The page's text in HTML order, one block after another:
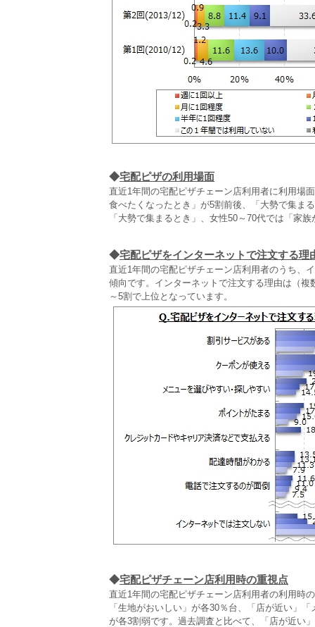
◆宅配ピザの利用場面
直近1年間の宅配ピザチェーン店利用者に利用場
食べたくなったとき」が5割前後、「大勢で集ま
「大勢で集まるとき」、女性50～70代では「家
◆宅配ピザをインターネットで注文する理
直近1年間の宅配ピザチェーン店利用者のうち、
傾向です。インターネットで注文する理由は（
～5割で上位となっています。
◆宅配ピザチェーン店利用時の重視点
直近1年間の宅配ピザチェーン店利用者の利用時
「生地がおいしい」が各30％台、「店が近い」
が各3割弱です。過去調査と比べて、「店が近い